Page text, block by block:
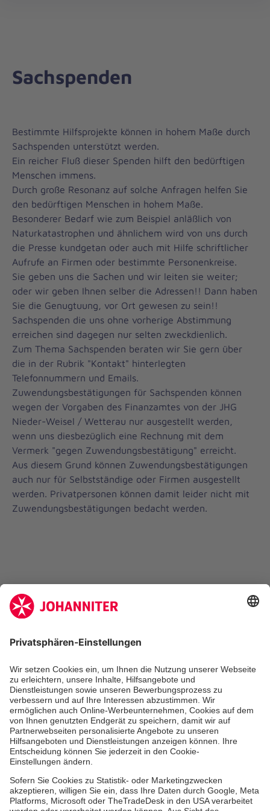
Sachspenden
Bestimmte Hilfsprojekte können in hohem Maße durch
Sachspenden unterstützt werden.
Ein reicher Fluß dieser Spenden hilft den bedürftigen
Menschen immens.
Durch große Resonanz auf solche Anfragen helfen Sie
den bedürftigen Menschen in hohem Maße.
Besonderer Bedarf wie zum Beispiel anläßlich von
Naturkatastrophen und ähnlichem wird von uns durch
die Presse kundgetan oder auch mit Hilfe schriftlicher
Aufrufe an Firmen oder bestimmte Personenkreise.
Sie geben uns die Sachen und wir leiten sie weiter;
oder wir geben Ihnen selber die Adressen!! Dann haben
Sie die Genugtuung, vor Ort gewesen zu sein!!
Sachspenden die uns ohne vorherige Abstimmung
erreichen sind dagegen nur selten zweckdienlich.
Zum Thema Sachspenden beraten wir Sie gern über
die in der Rubrik "Kontakt" hinterlegten
Telefonnummern und Emails.
Zuwendungsbestätigungen für Sachspenden können
wegen der Vorgaben des Finanzamtes von der JHG
Nieder-Weisel / Wetterau nur ausgestellt werden,
wenn uns diesbezüglich eine Rechnung mit dem
Vermerk "gegen Zuwendungsbestätigung" erreicht.
Aus diesem Grund können Zuwendungsbestätigungen
auch nur für Selbstständige oder Firmen ausgestellt
werden. Privatpersonen können damit leider nicht mit
Zuwendungsbestätigungen bedacht werden.
Zertifizierung der Johanniter-Unfall-Hilfe e.V.
Die Johanniter GmbH führt das Spendenzertifikat
des Deutschen Spendenrats e.V.